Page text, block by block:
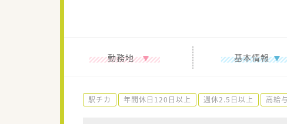
勤務地 基本情報
駅チカ 年間休日120日以上 週休2.5日以上 高給